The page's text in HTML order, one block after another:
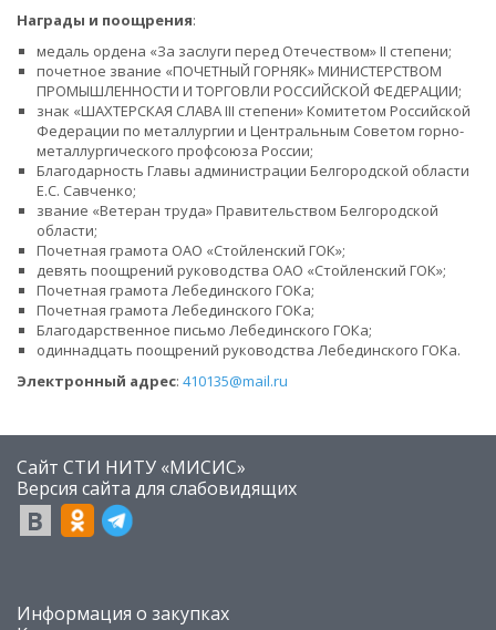
Награды и поощрения:
медаль ордена «За заслуги перед Отечеством» II степени;
почетное звание «ПОЧЕТНЫЙ ГОРНЯК» МИНИСТЕРСТВОМ
ПРОМЫШЛЕННОСТИ И ТОРГОВЛИ РОССИЙСКОЙ ФЕДЕРАЦИИ;
знак «ШАХТЕРСКАЯ СЛАВА III степени» Комитетом Российской
Федерации по металлургии и Центральным Советом горно-
металлургического профсоюза России;
Благодарность Главы администрации Белгородской области
Е.С. Савченко;
звание «Ветеран труда» Правительством Белгородской
области;
Почетная грамота ОАО «Стойленский ГОК»;
девять поощрений руководства ОАО «Стойленский ГОК»;
Почетная грамота Лебединского ГОКа;
Почетная грамота Лебединского ГОКа;
Благодарственное письмо Лебединского ГОКа;
одиннадцать поощрений руководства Лебединского ГОКа.
Электронный адрес: 410135@mail.ru
Сайт СТИ НИТУ «МИСИС»
​Версия сайта для слабовидящих
​Информация о закупках